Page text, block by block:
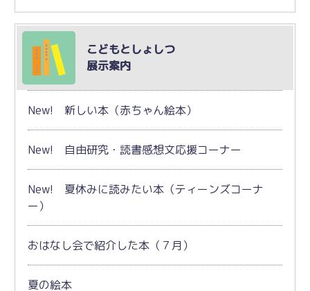
こどもとしょしつ
展示案内
New! 新しい本（赤ちゃん絵本）
New! 自由研究・読書感想文応援コーナー
New! 夏休みに読みたい本（ティーンズコーナ
ー）
おはなし会で紹介した本（７月）
夏の絵本